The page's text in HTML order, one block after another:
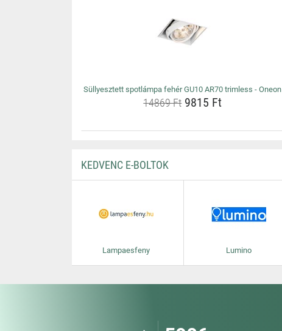
Süllyesztett spotlámpa fehér GU10 AR70 trimless - Oneon
14869 Ft9815 Ft
KEDVENC E-BOLTOK
Lampaesfeny Lumino